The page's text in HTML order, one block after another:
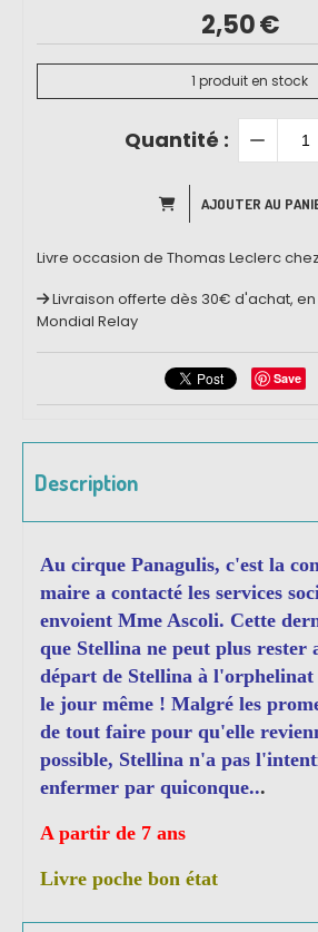
2,50€
1 produit en stock
Quantité :
AJOUTER AU
Livre occasion de Thomas Leclerc
Livraison offerte dès 30€ d'achat, en
Mondial Relay
Save
Description
Au cirque Panagulis, c'est la
maire a contacté les services
envoient Mme Ascoli. Cette
que Stellina ne peut plus rester
départ de Stellina à
le jour même ! Malgré les
de tout faire pour qu'elle
possible, Stellina n'a pas
enfermer par quiconque...
A partir de 7 ans
Livre poche bon état